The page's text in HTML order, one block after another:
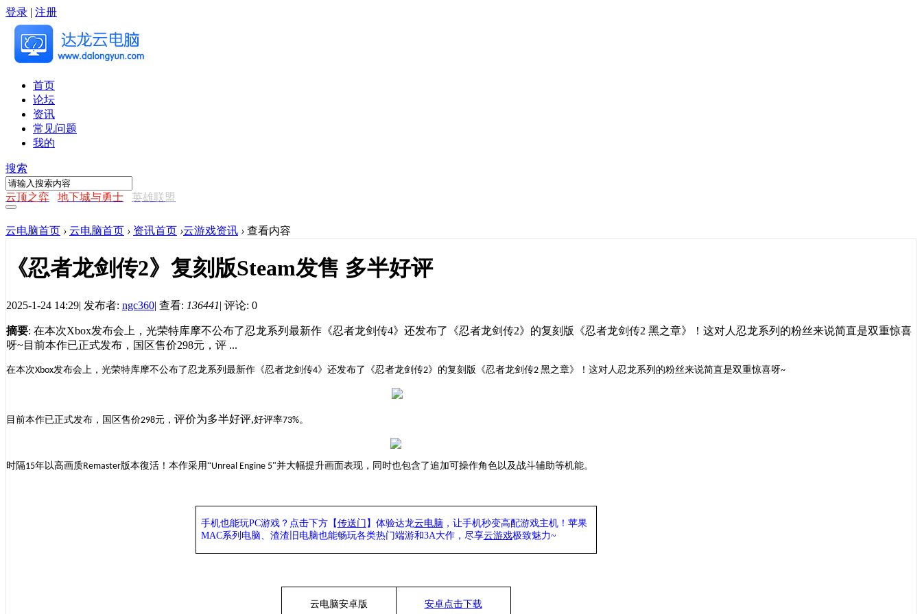
登录 | 注册
首页
论坛
资讯
常见问题
我的
搜索
云顶之弈 地下城与勇士 英雄联盟
云电脑首页 › 云电脑首页 › 资讯首页 ›云游戏资讯 › 查看内容
《忍者龙剑传2》复刻版Steam发售 多半好评
2025-1-24 14:29| 发布者: ngc360| 查看: 136441| 评论: 0
摘要: 在本次Xbox发布会上，光荣特库摩不公布了忍龙系列最新作《忍者龙剑传4》还发布了《忍者龙剑传2》的复刻版《忍者龙剑传2 黑之章》！这对人忍龙系列的粉丝来说简直是双重惊喜
呀~目前本作已正式发布，国区售价298元，评 ...
在本次Xbox发布会上， 光荣特库摩不公布了忍龙系列最新作《忍者龙剑传4》还发布了《忍者龙剑传2》的复刻版《忍者龙剑传2 黑之章》！这对人忍龙系列的粉丝来说简直是双重惊喜呀~
目前本作已正式发布，国区售价298元， 评价为多半好评,好评率73%。
时隔15年以高画质Remaster版本復活！ 本作采用“Unreal Engine 5"并大幅提升画面表现，同时也包含了追加可操作角色以及战斗辅助等机能。
手机也能玩PC游戏？点击下方【传送门 】 体验达龙云电脑 ，让手机秒变高配游戏主机！苹果
MAC系列电脑、 渣渣旧电脑也能畅玩各类热门端游和3A大作， 尽享云游戏极致魅力~
云电脑安卓版 安卓点击下载